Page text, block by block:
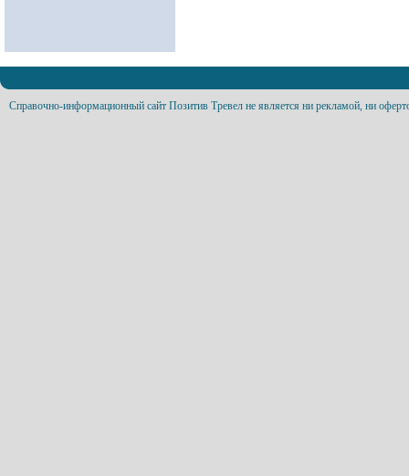
Справочно-информационный сайт Позитив Тревел не является ни рекламой, ни